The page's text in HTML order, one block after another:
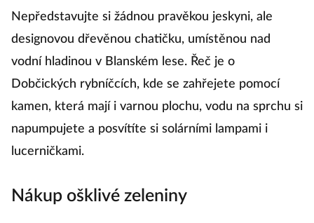
Nepředstavujte si žádnou pravěkou jeskyni, ale
designovou dřevěnou chatičku, umístěnou nad
vodní hladinou v Blanském lese. Řeč je o
Dobčických rybníčcích, kde se zahřejete pomocí
kamen, která mají i varnou plochu, vodu na sprchu si
napumpujete a posvítíte si solárními lampami i
lucerničkami.
Nákup ošklivé zeleniny